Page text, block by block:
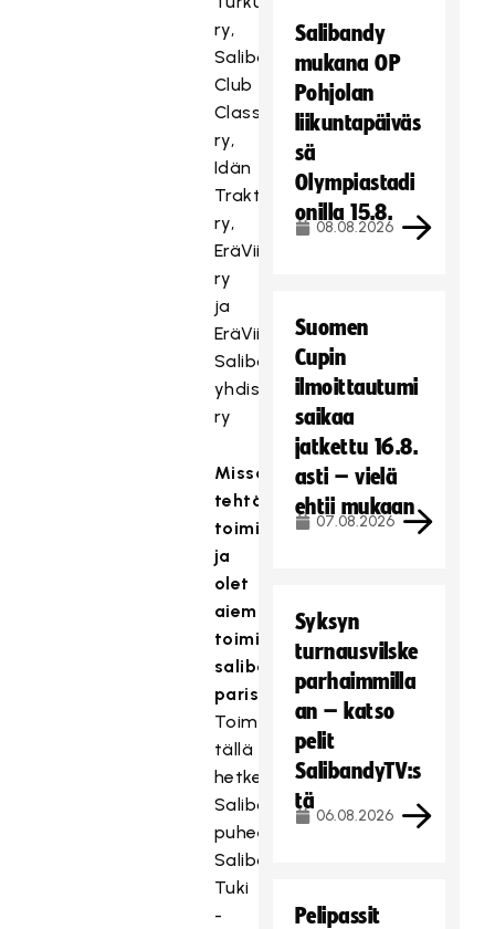
ä
.
Hyväksy markkinointievästeet
ry,
Salibandy
Club
Classic
ry,
Idän
Traktor
ry,
EräViikingit
ry
ja
EräViikingit
Salibandyakatemia
yhdistys
ry
Missä
tehtävissä
toimit
ja
olet
aiemmin
toiminut
salibandyn
parissa?
Toimin
tällä
hetkellä
Salibandyliiton
puheenjohtajana,
Salibandyn
Tuki
-
Salibandy
mukana OP
Pohjolan
liikuntapäiväs
sä
Olympiastadi
onilla 15.8.
08.08.2026
Suomen
Cupin
ilmoittautumi
saikaa
jatkettu 16.8.
asti – vielä
ehtii mukaan
07.08.2026
Syksyn
turnausvilske
parhaimmilla
an – katso
pelit
SalibandyTV:s
tä
06.08.2026
Pelipassit